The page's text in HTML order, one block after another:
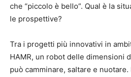
che “piccolo è bello”. Qual è la
le prospettive?
Tra i progetti più innovativi in
HAMR, un robot delle dimensioni
può camminare, saltare e nuotare.